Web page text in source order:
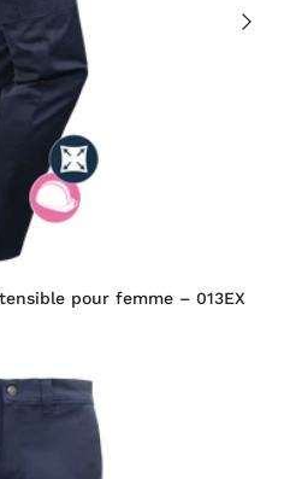
pour femme – 013EX